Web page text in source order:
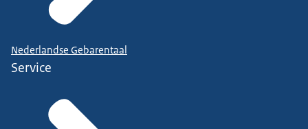
Nederlandse Gebarentaal
Service